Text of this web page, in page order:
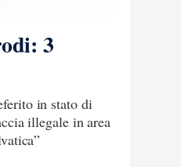
3
in stato di
illegale in area